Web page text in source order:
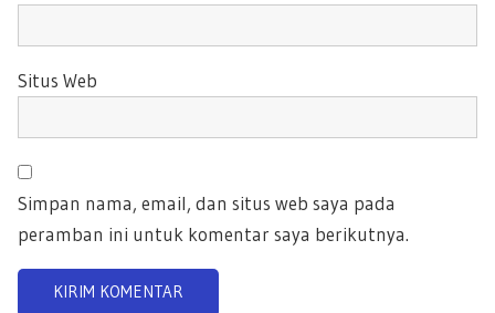
Situs Web
Simpan nama, email, dan situs web saya pada
peramban ini untuk komentar saya berikutnya.